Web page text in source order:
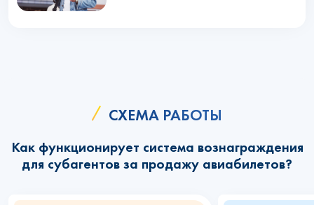
СХЕМА РАБОТЫ
Как функционирует система вознаграждения
для субагентов за продажу авиабилетов?